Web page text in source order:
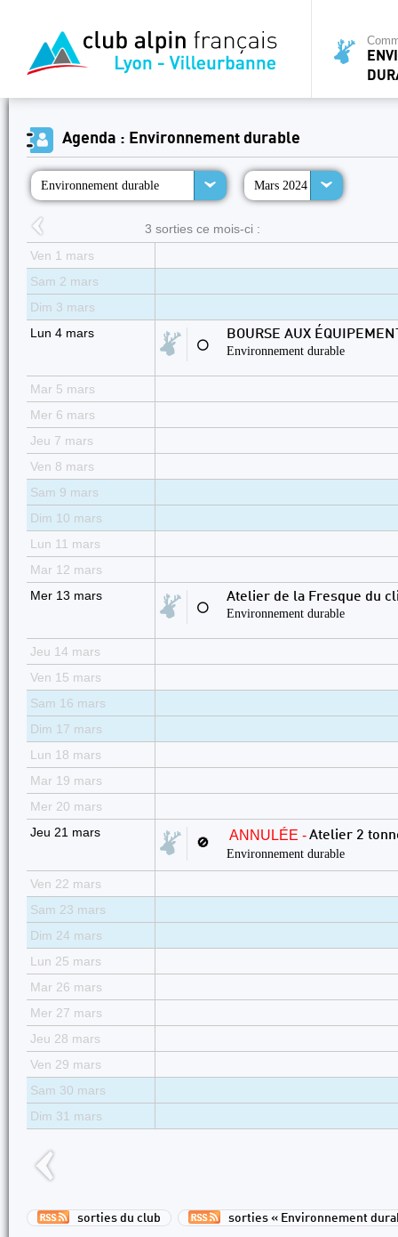
Agenda : Environnement durable
Environnement durable Mars 2024
3 sorties ce mois-ci :
Ven 1 mars
Sam 2 mars
Dim 3 mars
Lun 4 mars
⚪
BOURSE AUX
Environnement durable
Mar 5 mars
Mer 6 mars
Jeu 7 mars
Ven 8 mars
Sam 9 mars
Dim 10 mars
Lun 11 mars
Mar 12 mars
Mer 13 mars
⚪
Atelier de la Fresque du
Environnement durable
Jeu 14 mars
Ven 15 mars
Sam 16 mars
Dim 17 mars
Lun 18 mars
Mar 19 mars
Mer 20 mars
Jeu 21 mars
🚫 ANNULÉE -Atelier 2
Environnement durable
Ven 22 mars
Sam 23 mars
Dim 24 mars
Lun 25 mars
Mar 26 mars
Mer 27 mars
Jeu 28 mars
Ven 29 mars
Sam 30 mars
Dim 31 mars
sorties du club sorties « Environnement